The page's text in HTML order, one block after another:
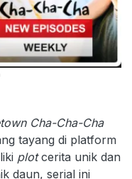
Cha-Cha-Cha
tayang di platform
plotcerita unik dan
daun, serial ini